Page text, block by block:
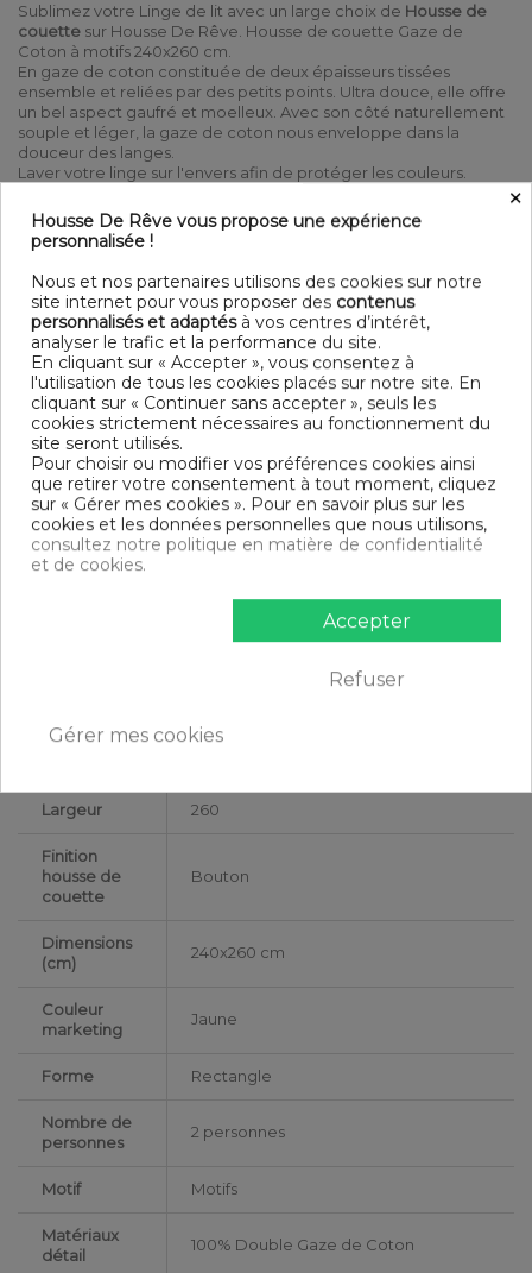
Sublimez votre Linge de lit avec un large choix de Housse de
couette sur Housse De Rêve. Housse de couette Gaze de
Coton à motifs 240x260 cm.
En gaze de coton constituée de deux épaisseurs tissées
ensemble et reliées par des petits points. Ultra douce, elle offre
un bel aspect gaufré et moelleux. Avec son côté naturellement
souple et léger, la gaze de coton nous enveloppe dans la
douceur des langes.
Laver votre linge sur l'envers afin de protéger les couleurs.
100% Coton Double gaze de coton 125 gr/m² - 260x240 cm
Recto : Grand rapport - Verso : Petit rapport Lavable à 40°
linge possible - Pas de repassage
Contenu
1 housse de couette 260x240 cm
DESCRIPTIF TECHNIQUE
Certification
OEKO-TEX® STANDARD 100 - BSCI -
TRAITEMENT DES EAUX USÉES
Longueur 240
Lavable en machine
Type de
Largeur 260
Finition
housse de
couette
Bouton
Dimensions
(cm)
240x260 cm
Couleur
marketing
Jaune
Forme Rectangle
Nombre de
personnes
2 personnes
Motif Motifs
Matériaux
détail
100% Double Gaze de Coton
×
Housse De Rêve vous propose une expérience
personnalisée !
Nous et nos partenaires utilisons des cookies sur notre
site internet pour vous proposer des contenus
personnalisés et adaptésà vos centres d’intérêt,
analyser le trafic et la performance du site.
En cliquant sur « Accepter », vous consentez à
l'utilisation de tous les cookies placés sur notre site. En
cliquant sur « Continuer sans accepter », seuls les
cookies strictement nécessaires au fonctionnement du
site seront utilisés.
Pour choisir ou modifier vos préférences cookies ainsi
que retirer votre consentement à tout moment, cliquez
sur « Gérer mes cookies ». Pour en savoir plus sur les
cookies et les données personnelles que nous utilisons,
consultez notre politique en matière de confidentialité
et de cookies.
Accepter
Refuser
Gérer mes cookies